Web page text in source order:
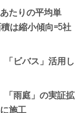
たりの平均単
は縮小傾向=5社
ビバス」活用し
「雨庭」の実証拡
施工